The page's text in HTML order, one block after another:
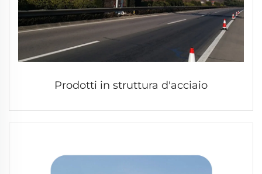
Prodotti in struttura d'acciaio